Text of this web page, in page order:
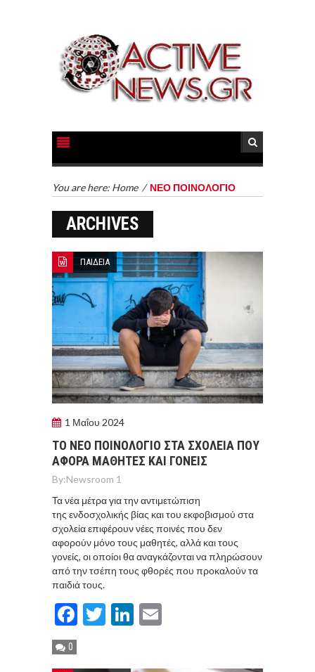
You are here: Home / ΝΕΟ ΠΟΙΝΟΛΟΓΙΟ
ARCHIVES
ΠΑΙΔΕΙΑ
1 Μαΐου 2024
ΤΟ ΝΕΟ ΠΟΙΝΟΛΟΓΙΟ ΣΤΑ ΣΧΟΛΕΙΑ ΠΟΥ
ΑΦΟΡΑ ΜΑΘΗΤΕΣ ΚΑΙ ΓΟΝΕΙΣ
By:Newsroom 1
Τα νέα μέτρα για την αντιμετώπιση
της ενδοσχολικής βίας και του εκφοβισμού στα
σχολεία επιφέρουν νέες ποινές που δεν
αφορούν μόνο τους μαθητές, αλλά και τους
γονείς, οι οποίοι θα αναγκάζονται να πληρώσουν
από την τσέπη τους φθορές που προκαλούν τα
παιδιά τους.
Facebook
TwitterLinkedIn
0